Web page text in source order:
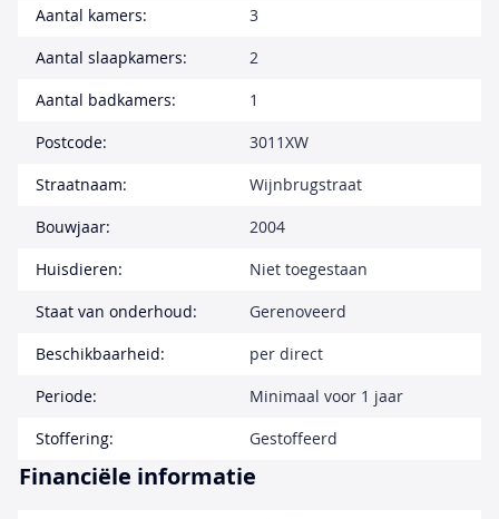
Aantal kamers:
3
Aantal slaapkamers:
2
Aantal badkamers:
1
Postcode:
3011XW
Straatnaam:
Wijnbrugstraat
Bouwjaar:
2004
Huisdieren:
Niet toegestaan
Staat van onderhoud:
Gerenoveerd
Beschikbaarheid:
per direct
Periode:
Minimaal voor 1 jaar
Stoffering:
Gestoffeerd
Financiële informatie